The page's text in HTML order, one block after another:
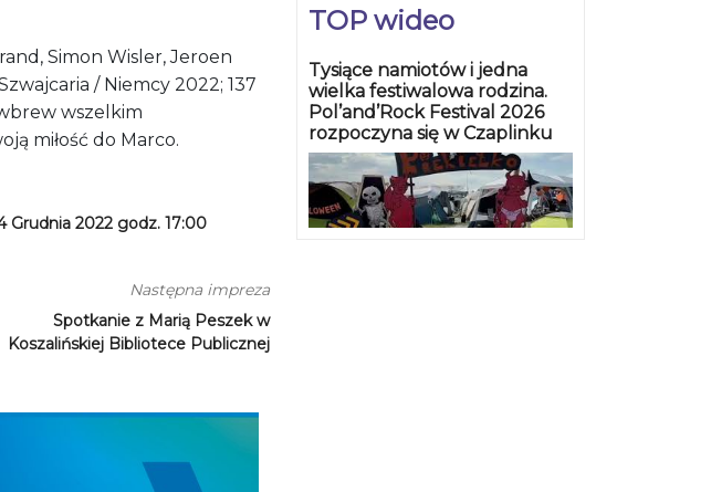
Simon Wisler, Jeroen
/ Niemcy 2022; 137
wszelkim
miłość do Marco.
Grudnia 2022 godz. 17:00
Następna impreza
Spotkanie z Marią Peszek w
Koszalińskiej Bibliotece Publicznej
TOP wideo
Tysiące namiotów i jedna
wielka festiwalowa rodzina.
Pol’and’Rock Festival 2026
rozpoczyna się w Czaplinku